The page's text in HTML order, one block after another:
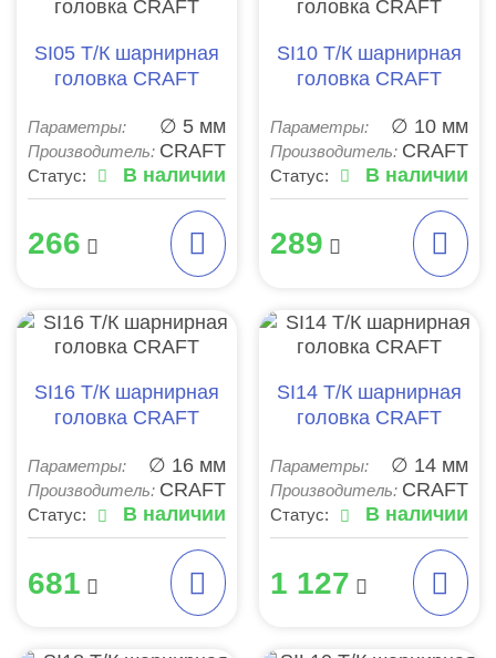
SI05 Т/К шарнирная
головка CRAFT
Параметры: ∅ 5 мм
Производитель: CRAFT
Статус: В наличии
266
SI10 Т/К шарнирная
головка CRAFT
Параметры: ∅ 10 мм
Производитель: CRAFT
Статус: В наличии
289
SI16 Т/К шарнирная
головка CRAFT
Параметры: ∅ 16 мм
Производитель: CRAFT
Статус: В наличии
681
SI14 Т/К шарнирная
головка CRAFT
Параметры: ∅ 14 мм
Производитель: CRAFT
Статус: В наличии
1 127